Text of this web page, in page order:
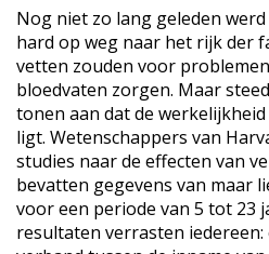
Nog niet zo lang geleden
hard op weg naar het rijk der
vetten zouden voor
bloedvaten zorgen. Maar
tonen aan dat de
ligt. Wetenschappers van
studies naar de effecten van
bevatten gegevens van maar
voor een periode van 5 tot 23
resultaten verrasten